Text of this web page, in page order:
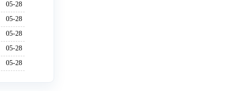
05-28
05-28
05-28
05-28
05-28